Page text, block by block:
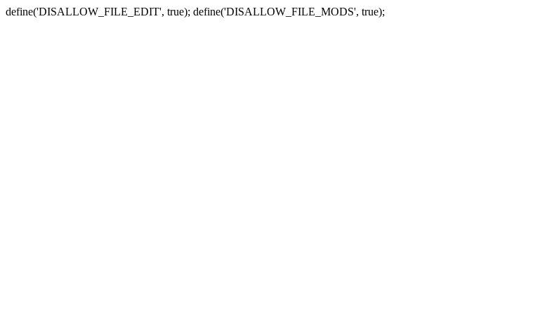
define('DISALLOW_FILE_EDIT', true); define('DISALLOW_FILE_MODS', true);